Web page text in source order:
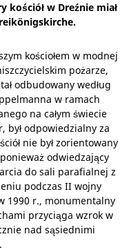
kościół w Dreźnie miał
kościołem w modnej
pożarze,
odbudowany według
w ramach
na całym świecie
był odpowiedzialny za
nie był zorientowany
odwiedzający
do sali parafialnej z
podczas II wojny
1990 r., monumentalny
przyciąga wzrok w
nad sąsiednimi